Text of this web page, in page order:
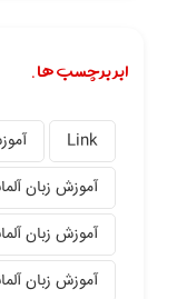
ابر برچسب ها.
Link
آموزش زبان
آموزش زبان
آموزش زبان